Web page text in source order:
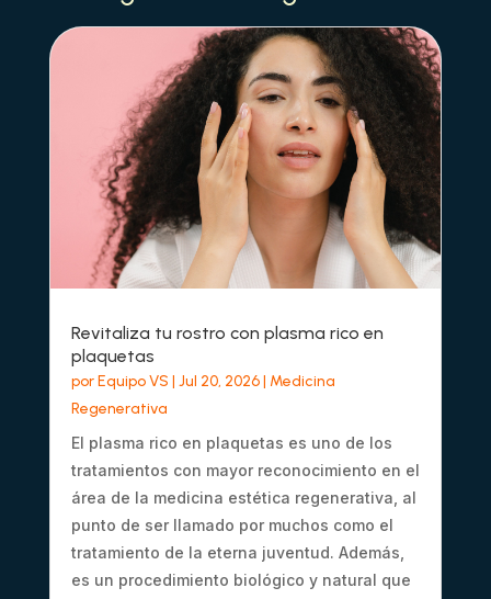
Revitaliza tu rostro con plasma rico en
plaquetas
porEquipo VS | Jul 20, 2026| Medicina
Regenerativa
El plasma rico en plaquetas es uno de los
tratamientos con mayor reconocimiento en el
área de la medicina estética regenerativa, al
punto de ser llamado por muchos como el
tratamiento de la eterna juventud. Además,
es un procedimiento biológico y natural que